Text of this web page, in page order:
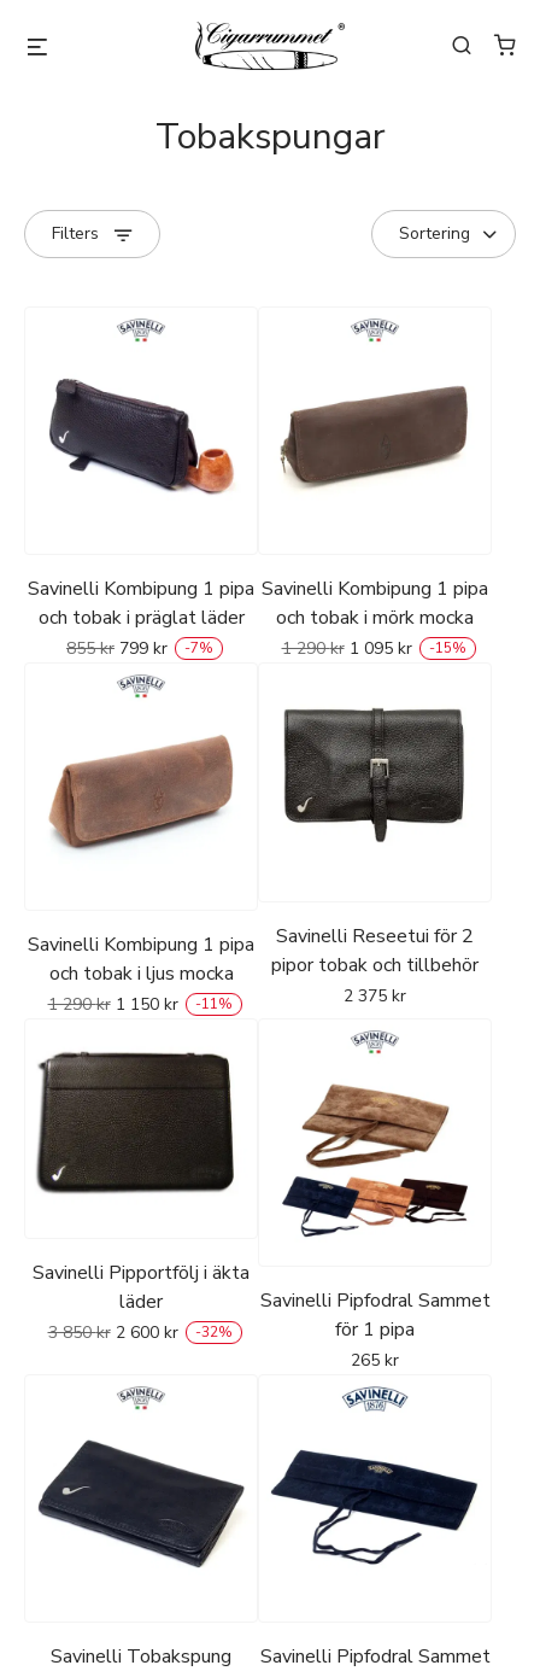
Tobakspungar
Filters
Savinelli Kombipung 1 pipa
och tobak i präglat läder
855kr 799 kr -7%
Savinelli Kombipung 1 pipa
och tobak i mörk mocka
1 290kr 1 095 kr -15%
Savinelli Kombipung 1 pipa
och tobak i ljus mocka
1 290kr 1 150 kr -11%
Savinelli Reseetui för 2
pipor tobak och tillbehör
2 375 kr
Savinelli Pipportfölj i äkta
läder
3 850kr 2 600 kr -32%
Savinelli Pipfodral Sammet
för 1 pipa
265 kr
Savinelli Tobakspung
Savinelli Pipfodral Sammet